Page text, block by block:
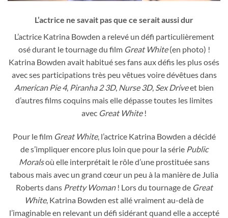
L’actrice ne savait pas que ce serait aussi dur
L’actrice Katrina Bowden a relevé un défi particulièrement
osé durant le tournage du film Great White(en photo) !
Katrina Bowden avait habitué ses fans aux défis les plus osés
avec ses participations très peu vêtues voire dévêtues dans
American Pie 4, Piranha 2 3D, Nurse 3D, Sex Driveet bien
d’autres films coquins mais elle dépasse toutes les limites
avec Great White!
Pour le film Great White, l’actrice Katrina Bowden a décidé
de s’impliquer encore plus loin que pour la série Public
Moralsoù elle interprétait le rôle d’une prostituée sans
tabous mais avec un grand cœur un peu à la manière de Julia
Roberts dans Pretty Woman! Lors du tournage de Great
White, Katrina Bowden est allé vraiment au-delà de
l’imaginable en relevant un défi sidérant quand elle a accepté